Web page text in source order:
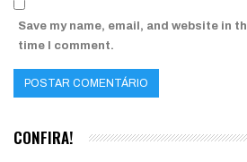
Save my name, email, and website in
time I comment.
CONFIRA!